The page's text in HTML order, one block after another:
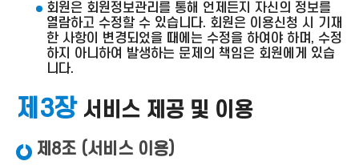
회원은 회원정보관리를 통해 언제든지 자신의 정보를
열람하고 수정할 수 있습니다. 회원은 이용신청 시 기재
한 사항이 변경되었을 때에는 수정을 하여야 하며, 수정
하지 아니하여 발생하는 문제의 책임은 회원에게 있습
니다.
제3장서비스 제공 및 이용
제8조 (서비스 이용)